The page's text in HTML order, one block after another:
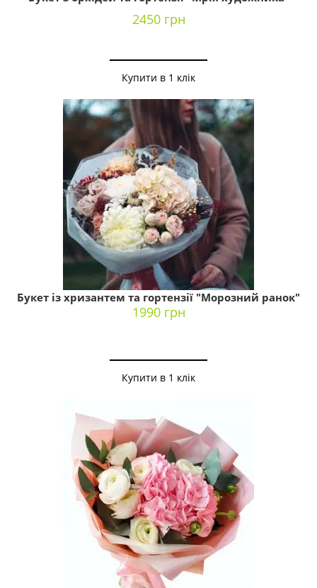
2450 грн
Купити в 1 клік
Букет із хризантем та гортензії "Морозний ранок"
1990 грн
Купити в 1 клік